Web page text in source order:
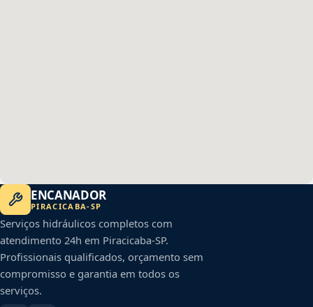
ENCANADOR
PIRACICABA-SP
Serviços hidráulicos completos com
atendimento 24h em Piracicaba-SP.
Profissionais qualificados, orçamento sem
compromisso e garantia em todos os
serviços.